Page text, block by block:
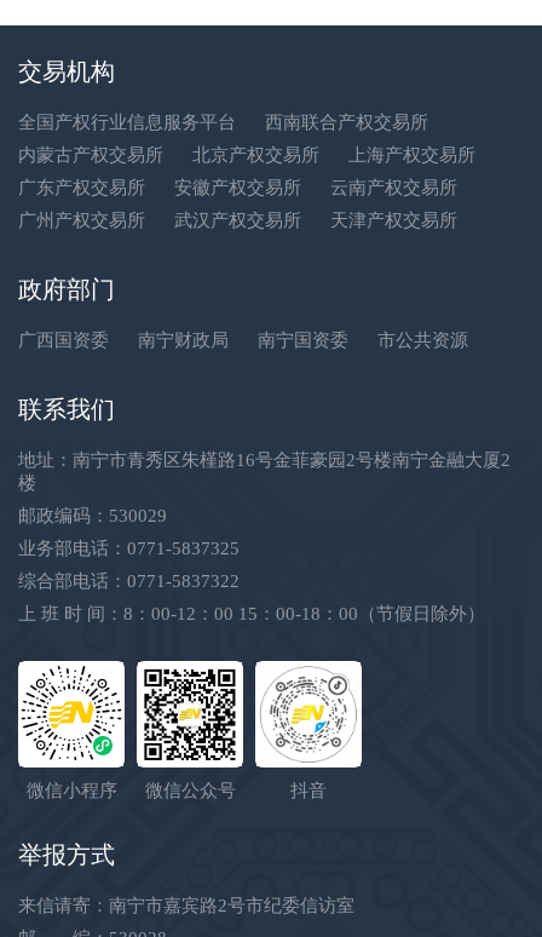
交易机构
全国产权行业信息服务平台
西南联合产权交易所
内蒙古产权交易所
北京产权交易所
上海产权交易所
广东产权交易所
安徽产权交易所
云南产权交易所
广州产权交易所
武汉产权交易所 天津产权交易所
政府部门
广西国资委 南宁财政局 南宁国资委 市公共资源
联系我们
地址：南宁市青秀区朱槿路16号金菲豪园2号楼南宁金融大厦2
楼
邮政编码：530029
业务部电话：0771-5837325
综合部电话：0771-5837322
上 班 时 间：8：00-12：00 15：00-18：00（节假日除外）
微信小程序 微信公众号 抖音
举报方式
来信请寄：南宁市嘉宾路2号市纪委信访室